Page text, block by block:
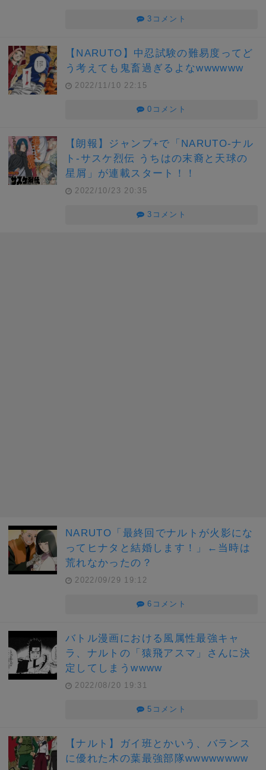
3コメント
【NARUTO】中忍試験の難易度ってど
う考えても鬼畜過ぎるよなwwwwww
2022/11/10 22:15
0コメント
【朗報】ジャンプ+で「NARUTO-ナル
ト-サスケ烈伝 うちはの末裔と天球の
星屑」が連載スタート！！
2022/10/23 20:35
3コメント
NARUTO「最終回でナルトが火影にな
ってヒナタと結婚します！」←当時は
荒れなかったの？
2022/09/29 19:12
6コメント
バトル漫画における風属性最強キャ
ラ、ナルトの「猿飛アスマ」さんに決
定してしまうwwww
2022/08/20 19:31
5コメント
【ナルト】ガイ班とかいう、バランス
に優れた木の葉最強部隊wwwwwwww